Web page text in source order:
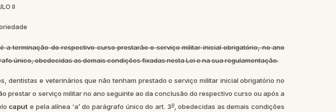
II
a terminação do respectivo curso prestarão o serviço militar inicial obrigatório, no ano
único, obedecidas as demais condições fixadas nesta Lei e na sua regulamentação.
e veterinários que não tenham prestado o serviço militar inicial obrigatório no
o serviço militar no ano seguinte ao da conclusão do respectivo curso ou após a
caput e pela alínea ‘a’ do parágrafo único do art. 3o, obedecidas as demais condições